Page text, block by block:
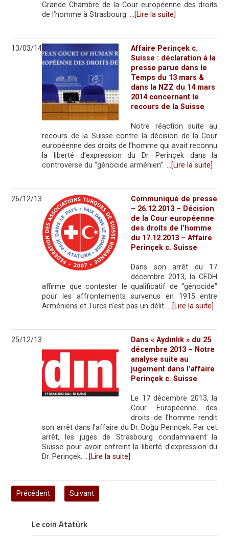
Grande Chambre de la Cour européenne des droits
de l’homme à Strasbourg. …[Lire la suite]
13/03/14
Affaire Perinçek c.
Suisse : déclaration à la
presse parue dans le
Temps du 13 mars &
dans la NZZ du 14 mars
2014 concernant le
recours de la Suisse
Notre réaction suite au
recours de la Suisse contre la décision de la Cour
européenne des droits de l’homme qui avait reconnu
la liberté d’expression du Dr. Perinçek dans la
controverse du “génocide arménien”. …[Lire la suite]
26/12/13
Communiqué de presse
– 26.12.2013 – Décision
de la Cour européenne
des droits de l’homme
du 17.12.2013 – Affaire
Perinçek c. Suisse
Dans son arrêt du 17
décembre 2013, la CEDH
affirme que contester le qualificatif de “génocide”
pour les affrontements survenus en 1915 entre
Arméniens et Turcs n’est pas un délit. …[Lire la suite]
25/12/13
Dans « Aydınlık » du 25
décembre 2013 – Notre
analyse suite au
jugement dans l’affaire
Perinçek c. Suisse
Le 17 décembre 2013, la
Cour Européenne des
droits de l’homme rendit
son arrêt dans l’affaire du Dr. Doğu Perinçek. Par cet
arrêt, les juges de Strasbourg condamnaient la
Suisse pour avoir enfreint la liberté d’expression du
Dr. Perinçek. …[Lire la suite]
Précédent Suivant
Le coin Atatürk